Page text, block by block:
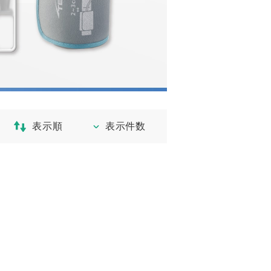
表示順 表示件数